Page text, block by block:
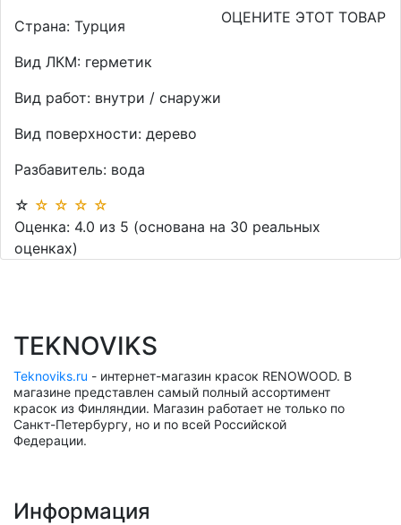
Страна: Турция
Вид ЛКМ: герметик
Вид работ: внутри / снаружи
Вид поверхности: дерево
Разбавитель: вода
ОЦЕНИТЕ ЭТОТ ТОВАР
☆ ☆ ☆ ☆ ☆
Оценка: 4.0 из 5 (основана на 30 реальных
оценках)
TEKNOVIKS
Teknoviks.ru - интернет-магазин красок RENOWOOD. В
магазине представлен самый полный ассортимент
красок из Финляндии. Магазин работает не только по
Санкт-Петербургу, но и по всей Российской
Федерации.
Информация